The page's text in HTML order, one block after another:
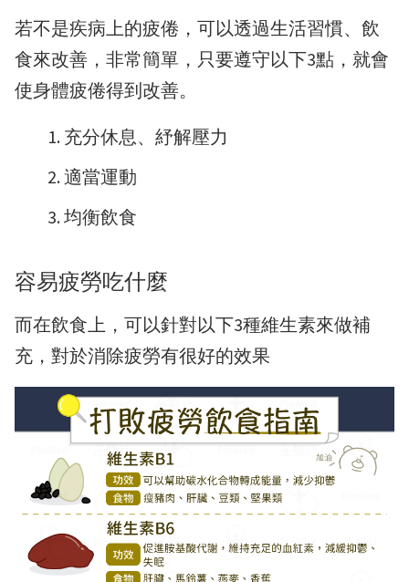
若不是疾病上的疲倦，可以透過生活習慣、飲
食來改善，非常簡單，只要遵守以下3點，就會
使身體疲倦得到改善。
充分休息、紓解壓力
適當運動
均衡飲食
容易疲勞吃什麼
而在飲食上，可以針對以下3種維生素來做補
充，對於消除疲勞有很好的效果